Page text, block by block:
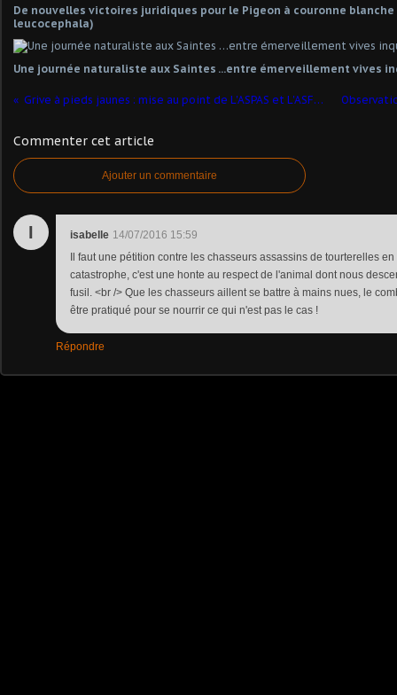
De nouvelles victoires juridiques pour le Pigeon à couronne
leucocephala)
Une journée naturaliste aux Saintes …entre émerveillement vives
Grive à pieds jaunes : mise au point de L'ASPAS et L'ASFA suite au CP mensonger de l'ONCFS sur la situation de l'espèce en Guadeloupe
Commenter cet article
Ajouter un commentaire
I isabelle 14/07/2016 15:59
Il faut une pétition contre les chasseurs assassins de tourterelles
catastrophe, c'est une honte au respect de l'animal dont nous
fusil. <br /> Que les chasseurs aillent se battre à mains nues, le
être pratiqué pour se nourrir ce qui n'est pas le cas !
Répondre